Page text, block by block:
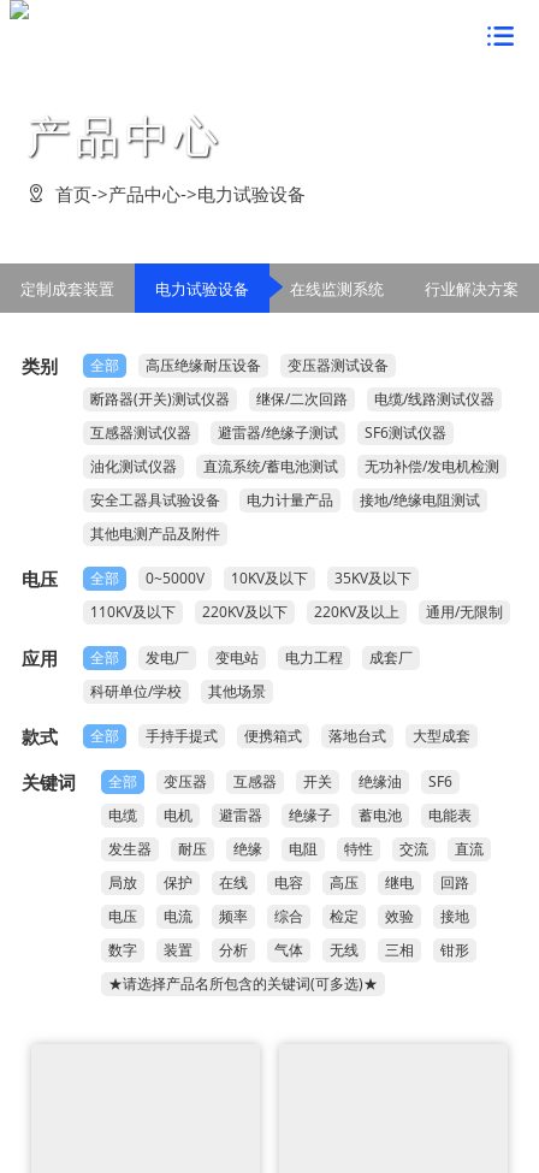

 董事长致辞
企业简介
组织架构
 发展战略
新闻中心
 电力技术检测
串联谐振方案
公告信息
产品中心
装置电机综合测试
台
变压器综合测
试台
 电力试验设备
试仪器器避雷器/绝缘
子测试直流系统/蓄
电机检测验设备接地/绝缘电
阻测试其他电测产品
 在线监测系统
变电物联网系
列
配电物联网系
列电缆隧道监测
 行业解决方案
 经营理念
 鸿蒙风貌
企业价值观
企业愿景
企业视频
党建工作
 群众路线教育
学习型组织
创先争优活动
 客户见证
客户服务
联系我们
在线留言
法律声明
产品中心
 首页->产品中心->电力试验设备
定制成套装置 电力试验设备 在线监测系统 行业解决方案
类别 全部 高压绝缘耐压设备
变压器测试设备
断路器(开关)测试仪器
继保/二次回路
电缆/线路测试仪器
互感器测试仪器
避雷器/绝缘子测试
SF6测试仪器
油化测试仪器
直流系统/蓄电池测试
无功补偿/发电机检测
安全工器具试验设备
电力计量产品
接地/绝缘电阻测试
其他电测产品及附件
电压 全部 0~5000V 10KV及以下
35KV及以下
110KV及以下
220KV及以下 220KV及以上 通用/无限制
应用 全部 发电厂 变电站 电力工程
成套厂
科研单位/学校
其他场景
款式 全部 手持手提式 便携箱式 落地台式 大型成套
关键词 全部 变压器 互感器 开关 绝缘油
SF6
电缆
电机 避雷器 绝缘子 蓄电池
电能表
发生器
耐压 绝缘 电阻 特性 交流
直流
局放
保护 在线 电容 高压 继电
回路
电压
电流 频率 综合 检定 效验
接地
数字
装置 分析 气体 无线 三相
钳形
★请选择产品名所包含的关键词(可多选)★